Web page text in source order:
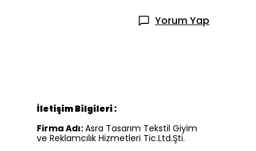
Yorum Yap
İletişim Bilgileri :
Firma Adı:Asra Tasarım Tekstil Giyim
ve Reklamcılık Hizmetleri Tic.Ltd.Şti.